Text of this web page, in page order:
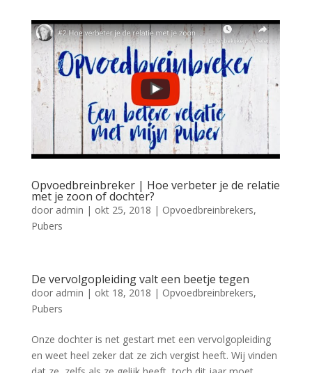
Opvoedbreinbreker | Hoe verbeter je de relatie
met je zoon of dochter?
door admin | okt 25, 2018 | Opvoedbreinbrekers,
Pubers
De vervolgopleiding valt een beetje tegen
door admin | okt 18, 2018 | Opvoedbreinbrekers,
Pubers
Onze dochter is net gestart met een vervolgopleiding
en weet heel zeker dat ze zich vergist heeft. Wij vinden